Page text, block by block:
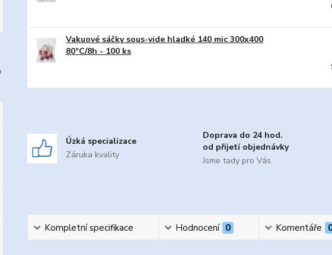
Vakuové sáčky sous-vide hladké 140 mic 300x400
80°C/8h - 100 ks
Úzká specializace
Záruka kvality
Doprava do 24 hod.
od přijetí objednávky
Jsme tady pro Vás.
Kompletní specifikace Hodnocení 0 Komentáře